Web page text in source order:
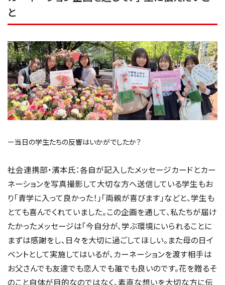
と
ー当日の学生たちの反響はいかがでしたか？
社会連携部・濱本氏：各自が記入したメッセージカードとカー
ネーションを写真撮影して大切な方へ送信している学生もお
り「青学に入って良かった！」「両親が喜びます」などと、学生も
とても喜んでくれていました。この企画を通して、私たちが届け
たかったメッセージは「今自分が、学ぶ環境にいられることに
まずは感謝をし、日々を大切に過ごしてほしい。また母の日イ
ベントとして実施してはいるが、カーネーションを渡す相手は
お父さんでも友達でも恋人でも誰でも良いのです。花を贈るそ
のこと自体が目的なのではなく、素直な想いを大切な方に伝